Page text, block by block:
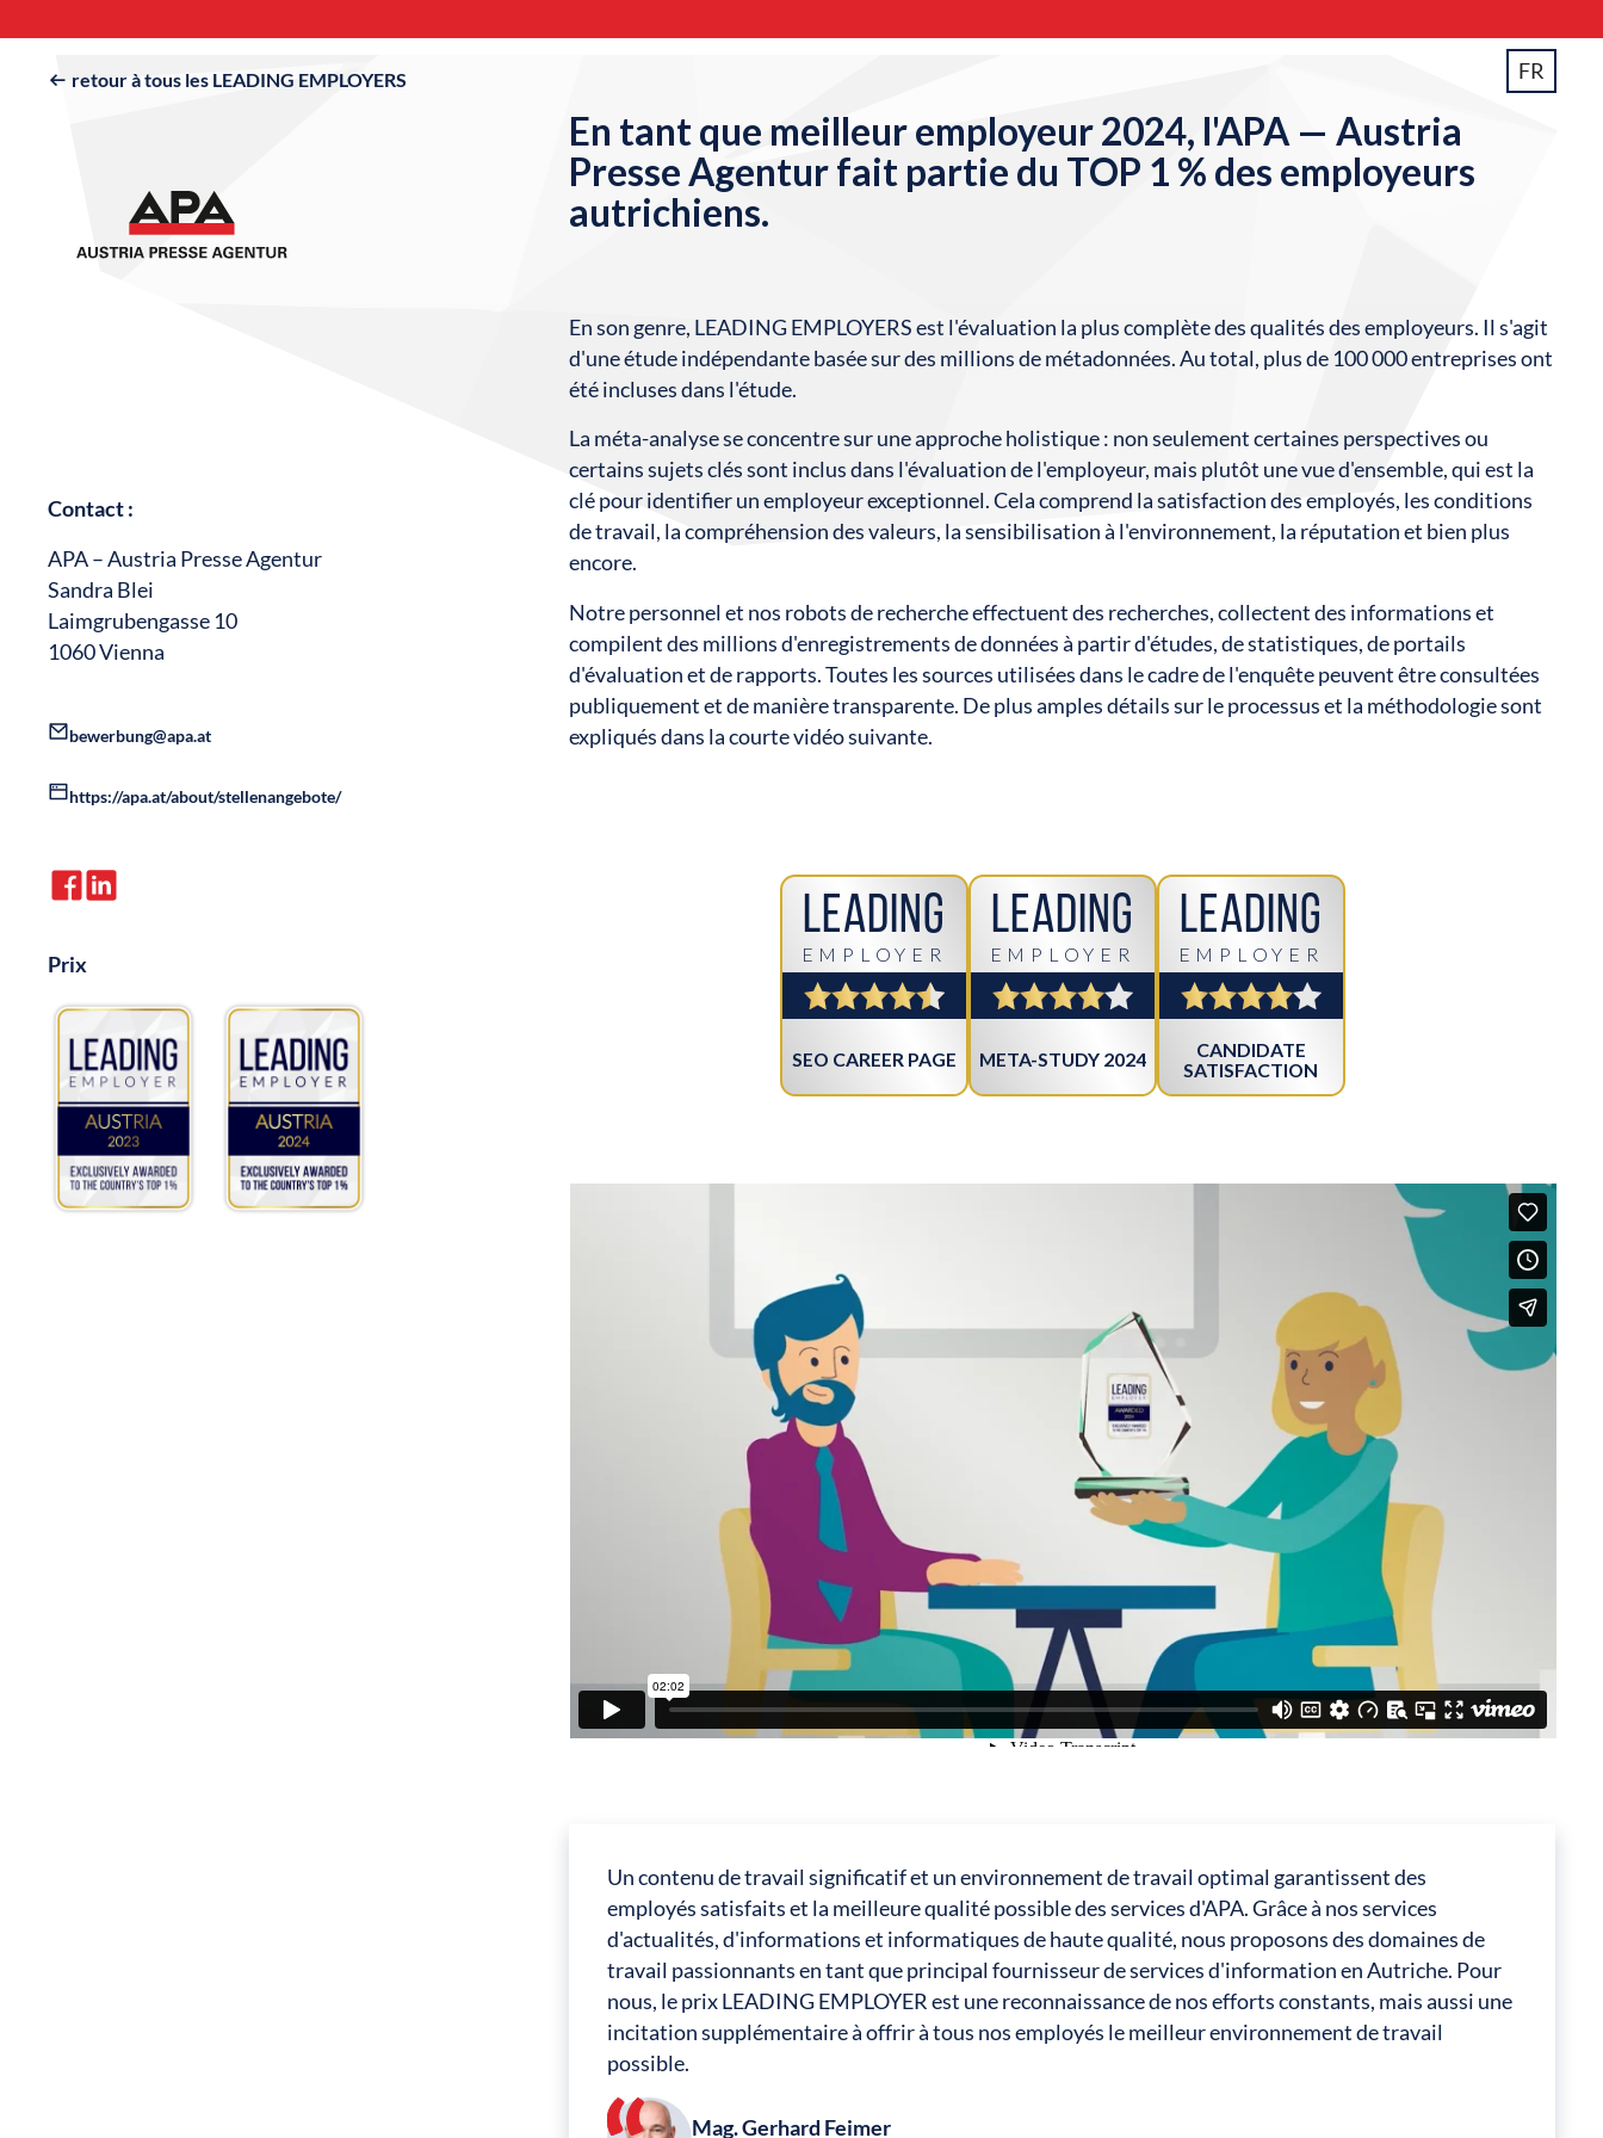
 retour à tous les LEADING EMPLOYERS FR
Contact :
APA – Austria Presse Agentur
Sandra Blei
Laimgrubengasse 10
1060 Vienna
bewerbung@apa.at
https://apa.at/about/stellenangebote/
Prix
En tant que meilleur employeur 2024, l'APA — Austria
Presse Agentur fait partie du TOP 1 % des employeurs
autrichiens.
En son genre, LEADING EMPLOYERS est l'évaluation la plus complète des qualités des employeurs. Il s'agit
d'une étude indépendante basée sur des millions de métadonnées. Au total, plus de 100 000 entreprises ont
été incluses dans l'étude.
La méta-analyse se concentre sur une approche holistique : non seulement certaines perspectives ou
certains sujets clés sont inclus dans l'évaluation de l'employeur, mais plutôt une vue d'ensemble, qui est la
clé pour identifier un employeur exceptionnel. Cela comprend la satisfaction des employés, les conditions
de travail, la compréhension des valeurs, la sensibilisation à l'environnement, la réputation et bien plus
encore.
Notre personnel et nos robots de recherche effectuent des recherches, collectent des informations et
compilent des millions d'enregistrements de données à partir d'études, de statistiques, de portails
d'évaluation et de rapports. Toutes les sources utilisées dans le cadre de l'enquête peuvent être consultées
publiquement et de manière transparente. De plus amples détails sur le processus et la méthodologie sont
expliqués dans la courte vidéo suivante.
Leading
EMPLOYER
SEO CAREER PAGE
Leading
EMPLOYER
META-STUDY 2024
Leading
EMPLOYER
CANDIDATE
SATISFACTION
Un contenu de travail significatif et un environnement de travail optimal garantissent des
employés satisfaits et la meilleure qualité possible des services d'APA. Grâce à nos services
d'actualités, d'informations et informatiques de haute qualité, nous proposons des domaines de
travail passionnants en tant que principal fournisseur de services d'information en Autriche. Pour
nous, le prix LEADING EMPLOYER est une reconnaissance de nos efforts constants, mais aussi une
incitation supplémentaire à offrir à tous nos employés le meilleur environnement de travail
possible.
Mag. Gerhard Feimer